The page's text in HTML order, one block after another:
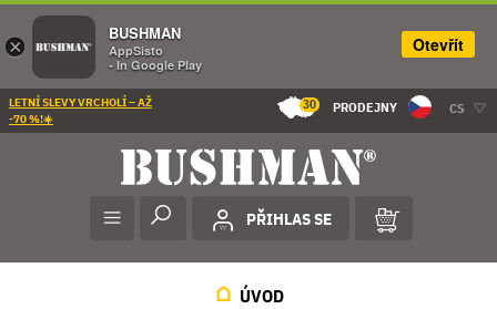
LETNÍ SLEVY VRCHOLÍ – AŽ
-70 %!☀️
30 PRODEJNY CS
PŘIHLAS SE
ÚVOD
×
BUSHMAN
AppSisto
- In Google Play
Otevřít